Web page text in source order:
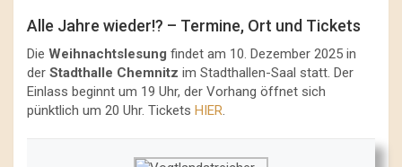
Alle Jahre wieder!? – Termine, Ort und Tickets
Die Weihnachtslesung findet am 10. Dezember 2025 in
der Stadthalle Chemnitz im Stadthallen-Saal statt. Der
Einlass beginnt um 19 Uhr, der Vorhang öffnet sich
pünktlich um 20 Uhr. Tickets HIER.